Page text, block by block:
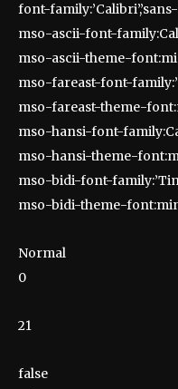
font-
mso-ascii-font-
mso-ascii-theme-
mso-fareast-font-
mso-fareast-theme-
mso-hansi-font-
mso-hansi-theme-
mso-bidi-font-
mso-bidi-theme-
Normal
0
21
false